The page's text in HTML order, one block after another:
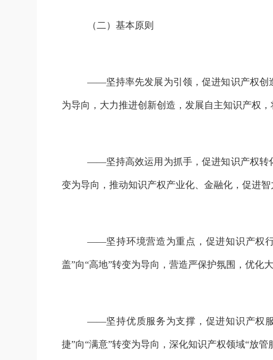
（ 二 ） 基本原则
——坚持率先发展为引领，促进知识产权创
为导向，大力推进创新创造，发展自主知识产权
——坚持高效运用为抓手，促进知识产权转
变为导向，推动知识产权产业化、金融化，促进
——坚持环境营造为重点，促进知识产权
盖”向“高地”转变为导向，营造严保护氛围，优化
——坚持优质服务为支撑，促进知识产权
捷”向“满意”转变为导向，深化知识产权领域“放